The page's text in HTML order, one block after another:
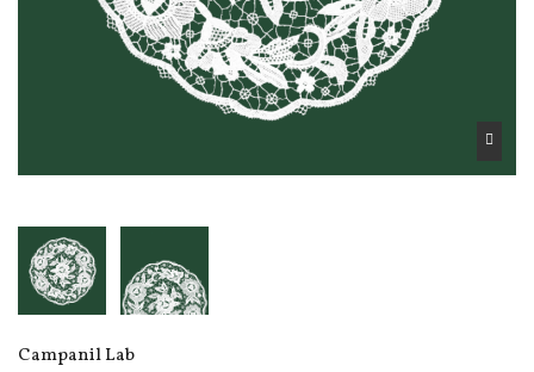
Campanil Lab